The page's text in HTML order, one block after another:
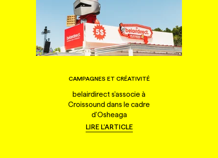
CAMPAGNES ET CRÉATIVITÉ
belairdirect s'associe à
Croissound dans le cadre
d'Osheaga
LIRE L'ARTICLE